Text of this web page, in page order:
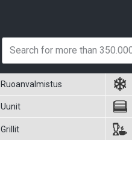
Ruoanvalmistus
Uunit
Grillit